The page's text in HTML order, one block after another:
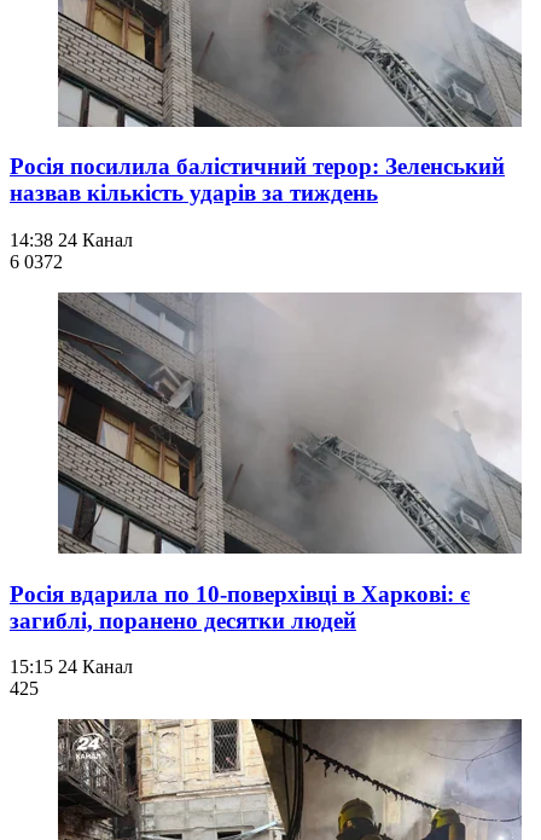
Росія посилила балістичний терор: Зеленський
назвав кількість ударів за тиждень
14:38 24 Канал
6 0372
Росія вдарила по 10-поверхівці в Харкові: є
загиблі, поранено десятки людей
15:15 24 Канал
425